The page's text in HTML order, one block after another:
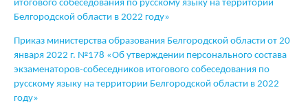
итогового собеседования по русскому языку на территории
Белгородской области в 2022 году»
Приказ министерства образования Белгородской области от 20
января 2022 г. №178 «Об утверждении персонального состава
экзаменаторов-собеседников итогового собеседования по
русскому языку на территории Белгородской области в 2022
году»